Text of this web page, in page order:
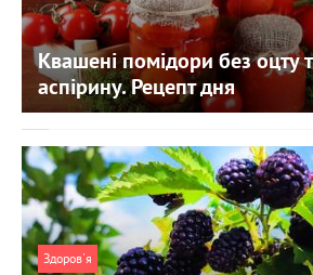
Квашені помідори без оцту
аспірину. Рецепт дня
Здоров'я